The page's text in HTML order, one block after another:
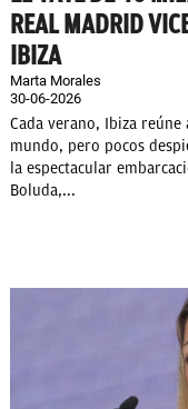
REAL MADRID
IBIZA
Marta Morales
30-06-2026
Cada verano, Ibiza reúne
mundo, pero pocos
la espectacular
Boluda,...